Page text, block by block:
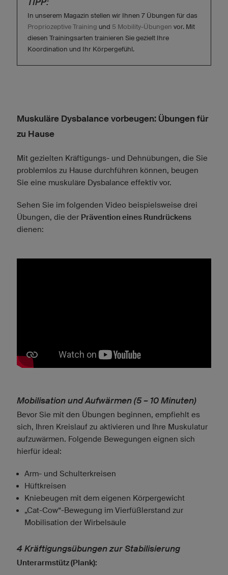
TIPP:
In unserem Magazin stellen wir Ihnen 7 Übungen für das
Propriozeptive Training und 5 Mobility-Übungen vor. Mit
diesen Trainingsarten trainieren Sie gezielt Ihre
Koordination und Ihr Körpergefühl.
Muskuläre Dysbalance vorbeugen: Übungen für
zu Hause
Mit gezielten Kräftigungs- und Dehnübungen, die Sie
problemlos zu Hause durchführen können, beugen
Sie eine muskuläre Dysbalance effektiv vor.
Sehen Sie im folgenden Video beispielsweise drei
Übungen, die der Prävention eines Rundrückens
dienen:
Mobilisation und Aufwärmen (5 – 10 Minuten)
Bevor Sie mit den Übungen beginnen, empfiehlt es
sich, Ihren Kreislauf zu aktivieren und Ihre Muskulatur
aufzuwärmen. Folgende Bewegungen eignen sich
hierfür ideal:
Arm- und Schulterkreisen
Hüftkreisen
Kniebeugen mit dem eigenen Körpergewicht
„Cat-Cow“-Bewegung im Vierfüßlerstand zur
Mobilisation der Wirbelsäule
4 Kräftigungsübungen zur Stabilisierung
Unterarmstütz (Plank):